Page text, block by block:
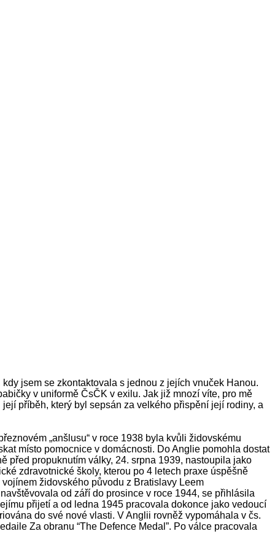
jsem se zkontaktovala s jednou z jejích vnuček Hanou.
v uniformě ČsČK v exilu. Jak již mnozí víte, pro mě
příběh, který byl sepsán za velkého přispění její rodiny, a
„anšlusu“ v roce 1938 byla kvůli židovskému
místo pomocnice v domácnosti. Do Anglie pomohla dostat
před propuknutím války, 24. srpna 1939, nastoupila jako
zdravotnické školy, kterou po 4 letech praxe úspěšně
židovského původu z Bratislavy Leem
od září do prosince v roce 1944, se přihlásila
přijetí a od ledna 1945 pracovala dokonce jako vedoucí
do své nové vlasti. V Anglii rovněž vypomáhala v čs.
Za obranu “The Defence Medal”. Po válce pracovala